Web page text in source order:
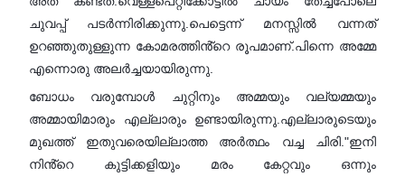
ചുവപ്പ് പടർന്നിരിക്കുന്നു.പെട്ടെന്ന് മനസ്സിൽ വന്നത്
ഉറഞ്ഞുതുള്ളുന്ന കോമരത്തിൻ്റെ രൂപമാണ്.പിന്നെ അമ്മേ
എന്നൊരു അലർച്ചയായിരുന്നു.
ബോധം വരുമ്പോൾ ചുറ്റിനും അമ്മയും വല്യമ്മയും
അമ്മായിമാരും എല്ലാരും ഉണ്ടായിരുന്നു.എല്ലാരുടെയും
മുഖത്ത് ഇതുവരെയില്ലാത്ത അർത്ഥം വച്ച ചിരി."ഇനി
നിൻ്റെ കുട്ടിക്കളിയും മരം കേറ്റവും ഒന്നും